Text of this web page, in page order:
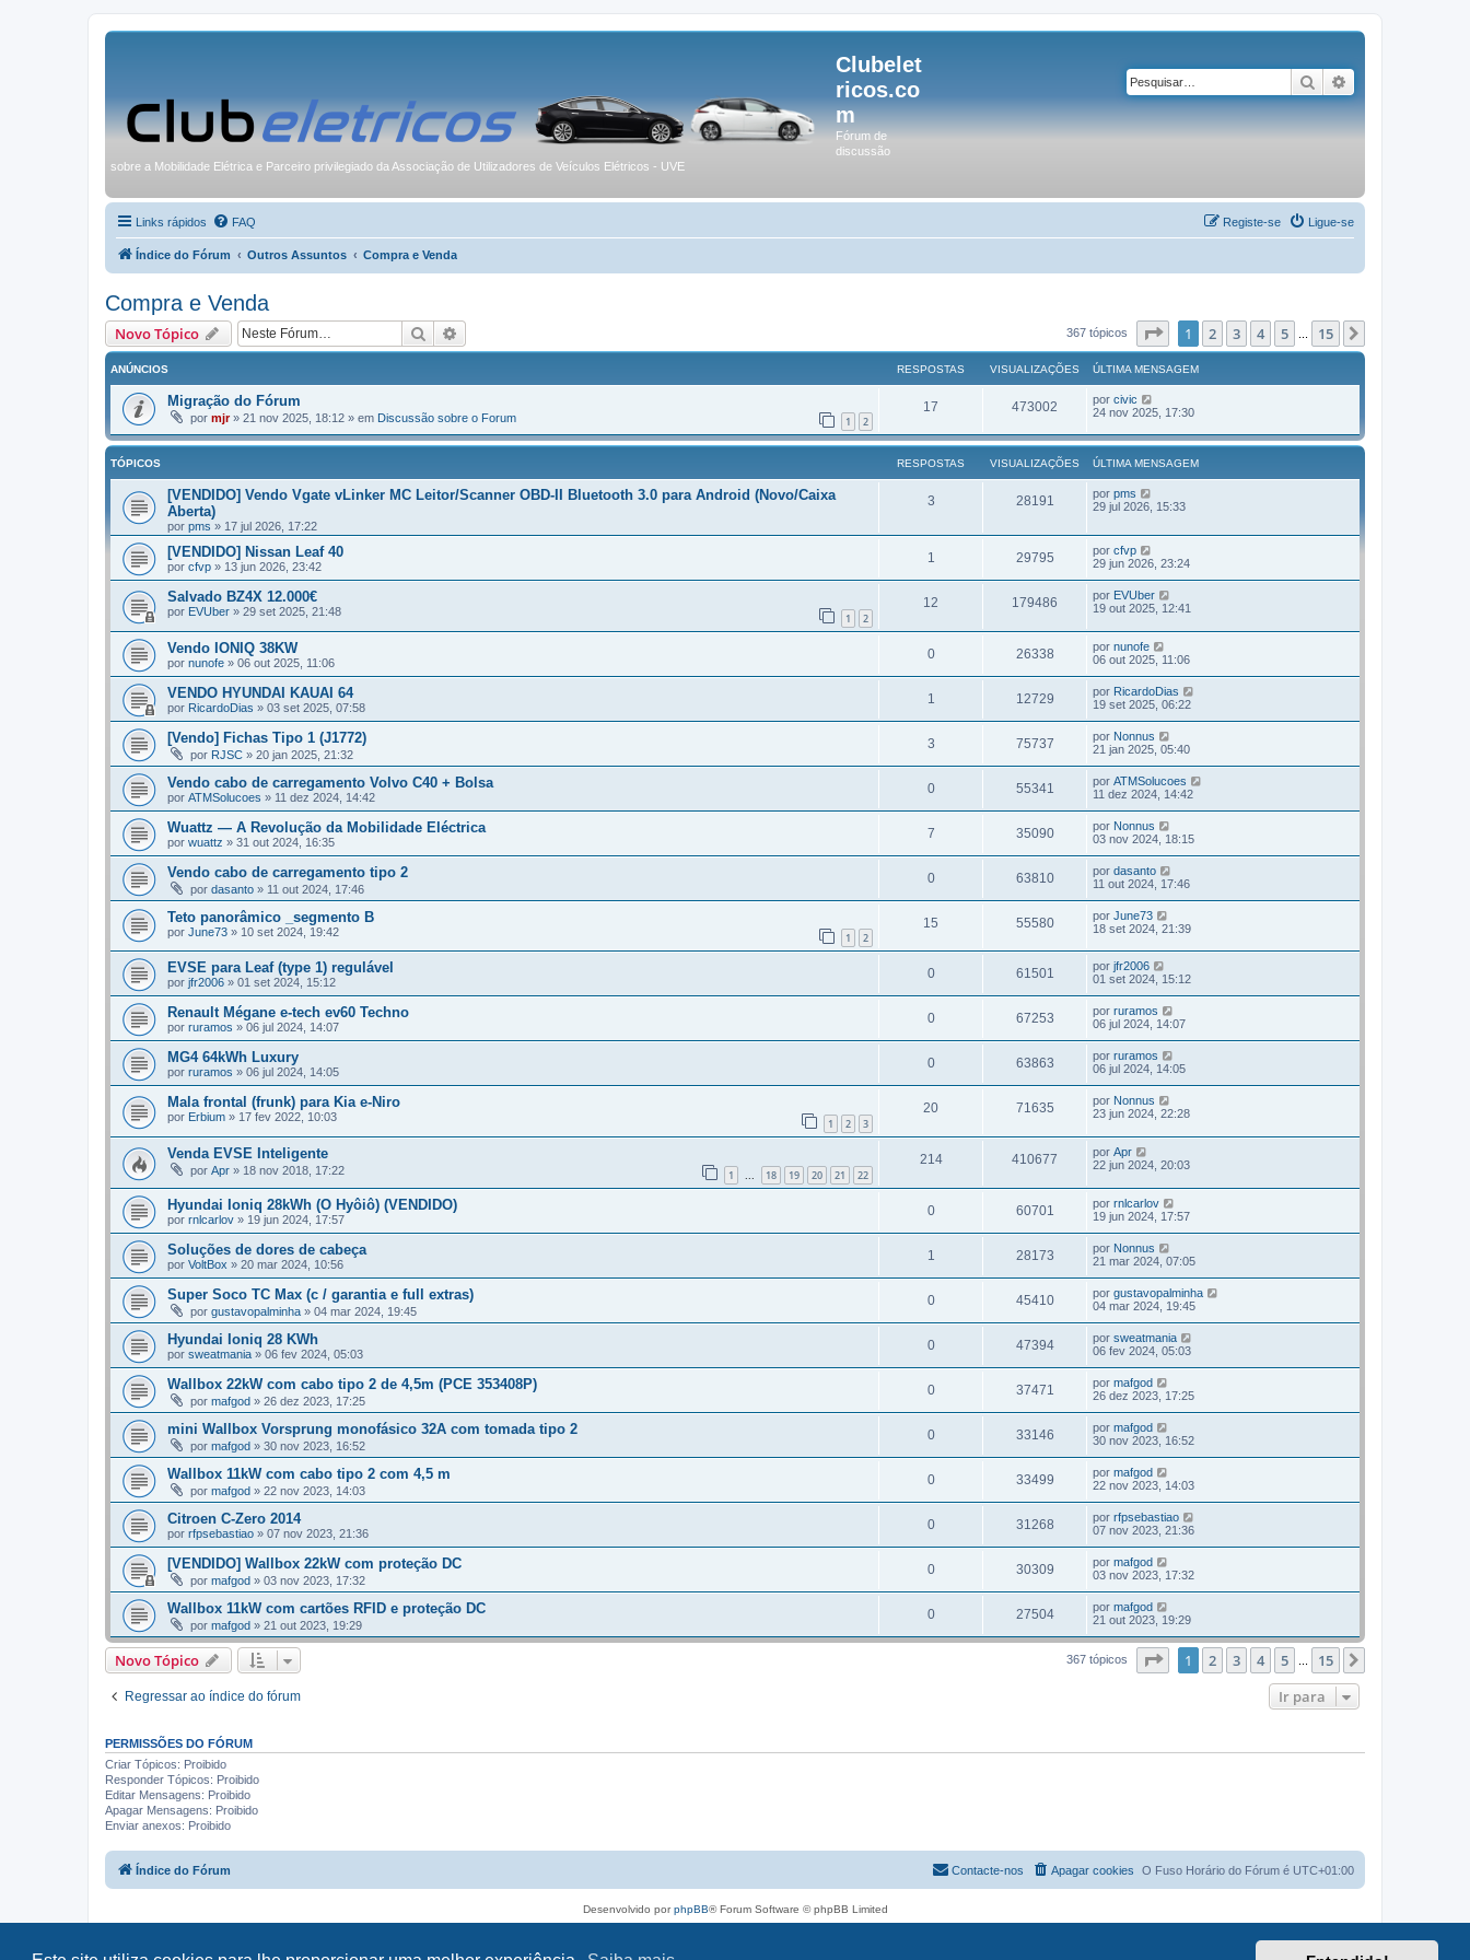
Clubelet
ricos.co
m
Fórum de
discussão
sobre a Mobilidade Elétrica e Parceiro privilegiado da Associação de Utilizadores de Veículos Elétricos - UVE
Pesquisar
Links rápidos FAQ Ligue-se
Registe-se
Índice do Fórum Outros Assuntos Compra e Venda
Compra e Venda
Novo Tópico Pesquisar 367 tópicos Página1 de 15
1 2 3 4 5 15
ANÚNCIOS RESPOSTAS VISUALIZAÇÕES ÚLTIMA MENSAGEM
Migração do Fórum
por mjr» 21 nov 2025, 18:12 » em Discussão sobre o Forum 1 2
17 473002 por civic
24 nov 2025, 17:30
TÓPICOS RESPOSTAS VISUALIZAÇÕES ÚLTIMA MENSAGEM
[VENDIDO] Vendo Vgate vLinker MC Leitor/Scanner OBD-II Bluetooth 3.0 para Android (Novo/Caixa
Aberta)
por pms » 17 jul 2026, 17:22
3 28191 por pms
29 jul 2026, 15:33
[VENDIDO] Nissan Leaf 40
por cfvp » 13 jun 2026, 23:42
1 29795 por cfvp
29 jun 2026, 23:24
Salvado BZ4X 12.000€
por EVUber » 29 set 2025, 21:48 1 2
12 179486 por EVUber
19 out 2025, 12:41
Vendo IONIQ 38KW
por nunofe » 06 out 2025, 11:06
0 26338 por nunofe
06 out 2025, 11:06
VENDO HYUNDAI KAUAI 64
por RicardoDias » 03 set 2025, 07:58
1 12729 por RicardoDias
19 set 2025, 06:22
[Vendo] Fichas Tipo 1 (J1772)
por RJSC » 20 jan 2025, 21:32
3 75737 por Nonnus
21 jan 2025, 05:40
Vendo cabo de carregamento Volvo C40 + Bolsa
por ATMSolucoes » 11 dez 2024, 14:42
0 55341 por ATMSolucoes
11 dez 2024, 14:42
Wuattz — A Revolução da Mobilidade Eléctrica
por wuattz » 31 out 2024, 16:35
7 35090 por Nonnus
03 nov 2024, 18:15
Vendo cabo de carregamento tipo 2
por dasanto » 11 out 2024, 17:46
0 63810 por dasanto
11 out 2024, 17:46
Teto panorâmico _segmento B
por June73 » 10 set 2024, 19:42 1 2
15 55580 por June73
18 set 2024, 21:39
EVSE para Leaf (type 1) regulável
por jfr2006 » 01 set 2024, 15:12
0 61501 por jfr2006
01 set 2024, 15:12
Renault Mégane e-tech ev60 Techno
por ruramos » 06 jul 2024, 14:07
0 67253 por ruramos
06 jul 2024, 14:07
MG4 64kWh Luxury
por ruramos » 06 jul 2024, 14:05
0 63863 por ruramos
06 jul 2024, 14:05
Mala frontal (frunk) para Kia e-Niro
por Erbium » 17 fev 2022, 10:03 1 2 3
20 71635 por Nonnus
23 jun 2024, 22:28
Venda EVSE Inteligente
por Apr » 18 nov 2018, 17:22 1 ... 18 19 20 21 22
214 410677 por Apr
22 jun 2024, 20:03
Hyundai Ioniq 28kWh (O Hyôiô) (VENDIDO)
por rnlcarlov » 19 jun 2024, 17:57
0 60701 por rnlcarlov
19 jun 2024, 17:57
Soluções de dores de cabeça
por VoltBox » 20 mar 2024, 10:56
1 28173 por Nonnus
21 mar 2024, 07:05
Super Soco TC Max (c / garantia e full extras)
por gustavopalminha » 04 mar 2024, 19:45
0 45410 por gustavopalminha
04 mar 2024, 19:45
Hyundai Ioniq 28 KWh
por sweatmania » 06 fev 2024, 05:03
0 47394 por sweatmania
06 fev 2024, 05:03
Wallbox 22kW com cabo tipo 2 de 4,5m (PCE 353408P)
por mafgod » 26 dez 2023, 17:25
0 37471 por mafgod
26 dez 2023, 17:25
mini Wallbox Vorsprung monofásico 32A com tomada tipo 2
por mafgod » 30 nov 2023, 16:52
0 33146 por mafgod
30 nov 2023, 16:52
Wallbox 11kW com cabo tipo 2 com 4,5 m
por mafgod » 22 nov 2023, 14:03
0 33499 por mafgod
22 nov 2023, 14:03
Citroen C-Zero 2014
por rfpsebastiao » 07 nov 2023, 21:36
0 31268 por rfpsebastiao
07 nov 2023, 21:36
[VENDIDO] Wallbox 22kW com proteção DC
por mafgod » 03 nov 2023, 17:32
0 30309 por mafgod
03 nov 2023, 17:32
Wallbox 11kW com cartões RFID e proteção DC
por mafgod » 21 out 2023, 19:29
0 27504 por mafgod
21 out 2023, 19:29
Novo Tópico 367 tópicos Página1 de 15
1 2 3 4 5 15
Regressar ao índice do fórum Ir para
PERMISSÕES DO FÓRUM
Criar Tópicos: Proibido
Responder Tópicos: Proibido
Editar Mensagens: Proibido
Apagar Mensagens: Proibido
Enviar anexos: Proibido
Índice do Fórum O Fuso Horário do Fórum é UTC+01:00
Apagar cookies
Contacte-nos
Desenvolvido porphpBB® Forum Software © phpBB Limited